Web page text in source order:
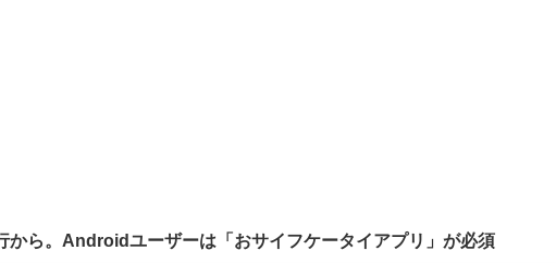
から。Androidユーザーは「おサイフケータイアプリ」が必須